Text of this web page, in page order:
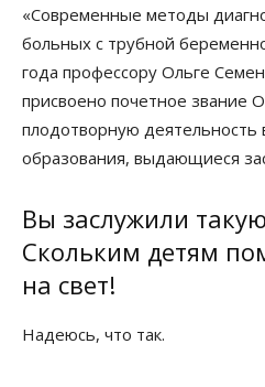
«Современные методы
больных с трубной
года профессору Ольге
присвоено почетное звание
плодотворную деятельность
образования, выдающиеся
Вы заслужили
Скольким детям
на свет!
Надеюсь, что так.